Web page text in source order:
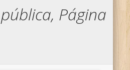
Página